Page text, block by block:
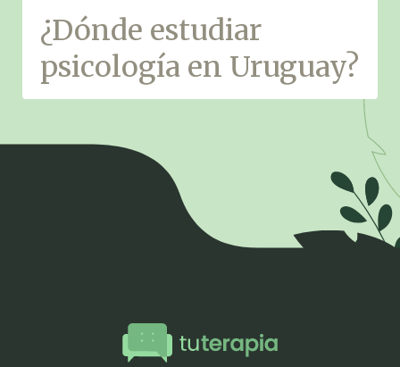
¿Dónde estudiar
psicología en Uruguay?